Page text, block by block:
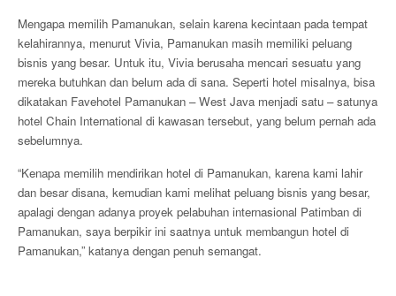
Mengapa memilih Pamanukan, selain karena kecintaan pada tempat
kelahirannya, menurut Vivia, Pamanukan masih memiliki peluang
bisnis yang besar. Untuk itu, Vivia berusaha mencari sesuatu yang
mereka butuhkan dan belum ada di sana. Seperti hotel misalnya, bisa
dikatakan Favehotel Pamanukan – West Java menjadi satu – satunya
hotel Chain International di kawasan tersebut, yang belum pernah ada
sebelumnya.
“Kenapa memilih mendirikan hotel di Pamanukan, karena kami lahir
dan besar disana, kemudian kami melihat peluang bisnis yang besar,
apalagi dengan adanya proyek pelabuhan internasional Patimban di
Pamanukan, saya berpikir ini saatnya untuk membangun hotel di
Pamanukan,” katanya dengan penuh semangat.